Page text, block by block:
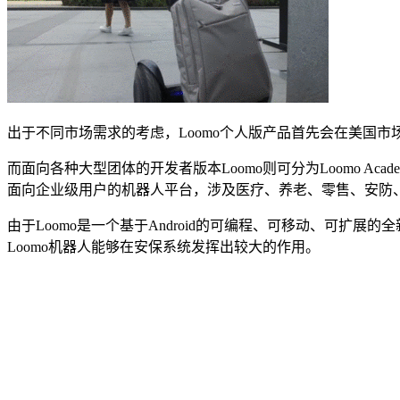
出于不同市场需求的考虑，Loomo个人版产品首先会在美国市
而面向各种大型团体的开发者版本Loomo则可分为Loomo
面向企业级用户的机器人平台，涉及医疗、养老、零售、安防
由于Loomo是一个基于Android的可编程、可移动、可扩展的
Loomo机器人能够在安保系统发挥出较大的作用。